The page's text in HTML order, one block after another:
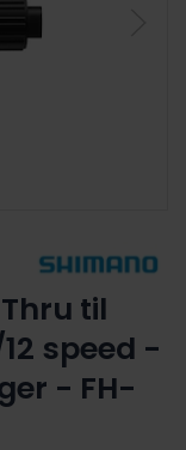
til
speed -
- FH-